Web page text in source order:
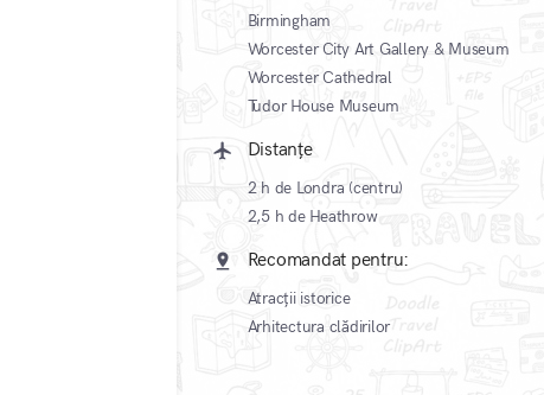
Birmingham
Worcester City Art Gallery & Museum
Worcester Cathedral
Tudor House Museum
local_airport Distanțe
2 h de Londra (centru)
2,5 h de Heathrow
pin_drop Recomandat pentru:
Atracții istorice
Arhitectura clădirilor